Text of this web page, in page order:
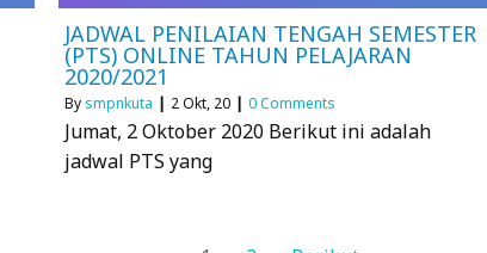
JADWAL PENILAIAN TENGAH SEMESTER
(PTS) ONLINE TAHUN PELAJARAN
2020/2021
By smpnkuta | 2Okt, 20 | 0 Comments
Jumat, 2 Oktober 2020 Berikut ini adalah
jadwal PTS yang